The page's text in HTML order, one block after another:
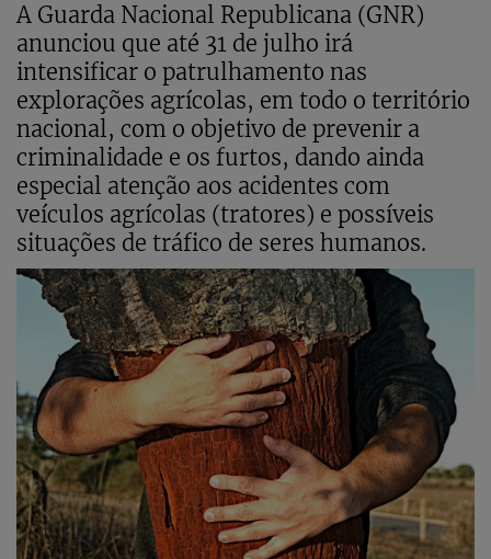
A Guarda Nacional Republicana (GNR)
anunciou que até 31 de julho irá
intensificar o patrulhamento nas
explorações agrícolas, em todo o território
nacional, com o objetivo de prevenir a
criminalidade e os furtos, dando ainda
especial atenção aos acidentes com
veículos agrícolas (tratores) e possíveis
situações de tráfico de seres humanos.